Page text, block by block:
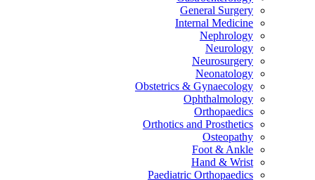
General Surgery
Internal Medicine
Nephrology
Neurology
Neurosurgery
Neonatology
Obstetrics & Gynaecology
Ophthalmology
Orthopaedics
Orthotics and Prosthetics
Osteopathy
Foot & Ankle
Hand & Wrist
Paediatric Orthopaedics